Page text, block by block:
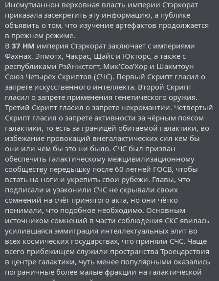
Инсмутианнон верховная власть империи Стэркорат
приказала засекретить эту информацию, а публике
объявить о том, что изучение артефактов продолжается
в прежнем режиме.
В 37 НМ империя Стэркорат заключает с империями
Фахнах, Эпмотх, Чакрас, Щайс и Юкторс, а также с
республиками Рэйнжстогт, Мик’Соа’Хор и Шакмтоун
Союз Четырёх Скриптов (СЧС). Первый Скрипт гласил о
запрете искусственного интеллекта. Второй Скрипт
гласил о запрете применения генетического оружия.
Третий Скрипт гласил о запрете некромантии. Четвёртый
Скрипт гласил о запрете активности за чёрным поясом
галактики, то есть за границей обитаемой галактики, во
избежание провокаций внегалактических сил кем бы
они или чем бы это ни было. СЧС был призван
обеспечить галактическому межцивилизационному
сообществу передышку после 60 летней ГОСВ, чтобы
встать на ноги и укрепить свои рубежи. Главы, что
подписали и узаконили СЧС не скрывали своих
сомнений на счёт принятого акта, но они чётко
понимали, что подобное необходимо. Основным
источником сомнений в части соблюдения СКС явилась
усилившаяся эммиграция интеллектуальных элит во
всех космических государствах, что приняли СЧС. Чаще
всего прибежищем служили пространства Троецарствия
в центре галактики, чуть менее популярными оказались
пограничные более малые фракции на галактической